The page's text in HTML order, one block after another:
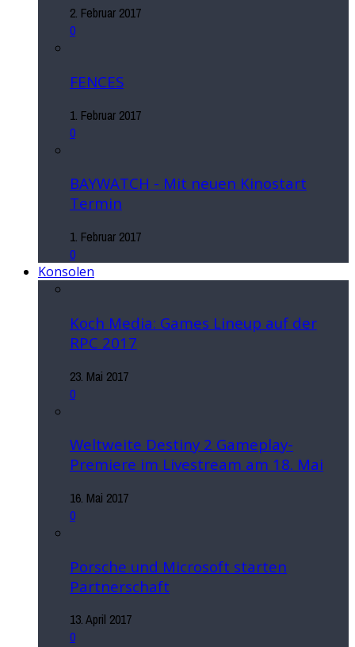
2. Februar 2017
0
FENCES
1. Februar 2017
0
BAYWATCH - Mit neuen Kinostart
Termin
1. Februar 2017
0
Konsolen
Koch Media: Games Lineup auf der
RPC 2017
23. Mai 2017
0
Weltweite Destiny 2 Gameplay-
Premiere im Livestream am 18. Mai
16. Mai 2017
0
Porsche und Microsoft starten
Partnerschaft
13. April 2017
0